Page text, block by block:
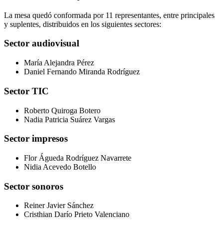
La mesa quedó conformada por 11 representantes, entre principales
y suplentes, distribuidos en los siguientes sectores:
Sector audiovisual
María Alejandra Pérez
Daniel Fernando Miranda Rodríguez
Sector TIC
Roberto Quiroga Botero
Nadia Patricia Suárez Vargas
Sector impresos
Flor Águeda Rodríguez Navarrete
Nidia Acevedo Botello
Sector sonoros
Reiner Javier Sánchez
Cristhian Darío Prieto Valenciano